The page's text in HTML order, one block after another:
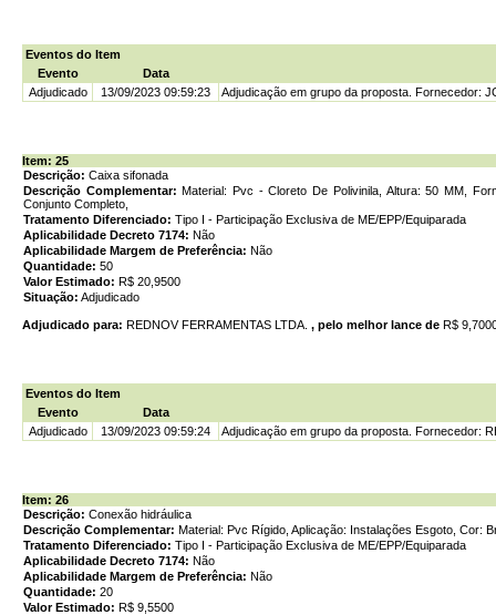
Eventos do Item
Evento
Data
Adjudicado
13/09/2023 09:59:23 Adjudicação em grupo da proposta. Fornecedor:
Item: 25
Descrição: Caixa sifonada
Descrição Complementar: Material: Pvc - Cloreto De Polivinila, Altura: 50 MM,
Conjunto Completo,
Tratamento Diferenciado: Tipo I - Participação Exclusiva de ME/EPP/Equiparada
Aplicabilidade Decreto 7174: Não
Aplicabilidade Margem de Preferência: Não
Quantidade: 50
Valor Estimado: R$ 20,9500
Situação: Adjudicado
Adjudicado para: REDNOV FERRAMENTAS LTDA. , pelo melhor lance de R$
Eventos do Item
Evento
Data
Adjudicado
13/09/2023 09:59:24 Adjudicação em grupo da proposta. Fornecedor:
Item: 26
Descrição: Conexão hidráulica
Descrição Complementar: Material: Pvc Rígido, Aplicação: Instalações Esgoto, Cor:
Tratamento Diferenciado: Tipo I - Participação Exclusiva de ME/EPP/Equiparada
Aplicabilidade Decreto 7174: Não
Aplicabilidade Margem de Preferência: Não
Quantidade: 20
Valor Estimado: R$ 9,5500